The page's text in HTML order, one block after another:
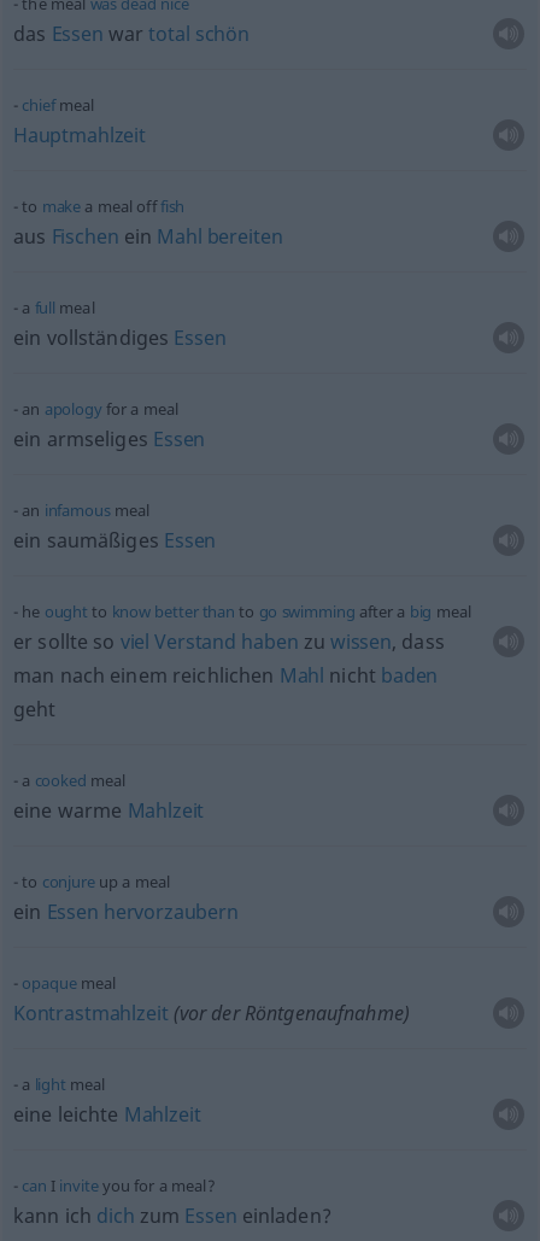
das Essen wartotal schön
chiefmeal
Hauptmahlzeit
to make a meal offfish
aus Fischen ein Mahl bereiten
a full meal
ein vollständiges Essen
an apologyfor a meal
ein armseliges Essen
an infamousmeal
ein saumäßiges Essen
he ought to know betterthan to go swimming after a big meal
er sollte so viel Verstand haben zu wissen, dass
man nach einem reichlichen Mahl nicht baden
geht
a cooked meal
eine warme Mahlzeit
to conjureup a meal
ein Essen hervorzaubern
opaquemeal
Kontrastmahlzeit (vor der Röntgenaufnahme)
a light meal
eine leichte Mahlzeit
can I inviteyou for a meal?
kann ich dich zum Essen einladen?